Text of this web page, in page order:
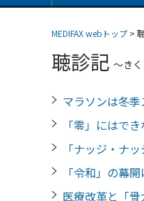
MEDIFAX webトップ >
聴診記 〜き
マラソンは冬
「零」にはで
「ナッジ・ナッ
「令和」の幕
医療改革と「骨